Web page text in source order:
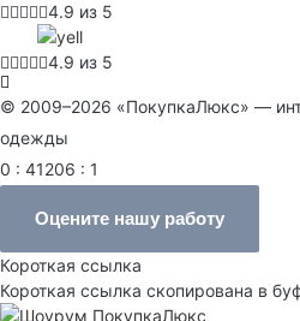
4.9 из 5
4.9 из 5
© 2009–2026 «ПокупкаЛюкс» —
одежды
0 : 41206 : 1
Оцените нашу работу
Короткая ссылка
Короткая ссылка скопирована в